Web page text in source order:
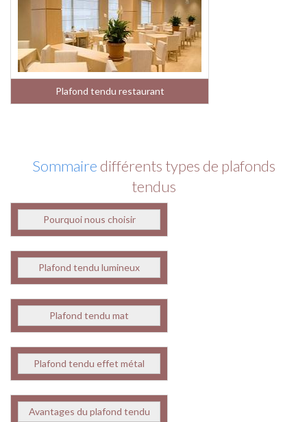
Plafond tendu restaurant
Sommaire différents types de plafonds
tendus
Pourquoi nous choisir
Plafond tendu lumineux
Plafond tendu mat
Plafond tendu effet métal
Avantages du plafond tendu